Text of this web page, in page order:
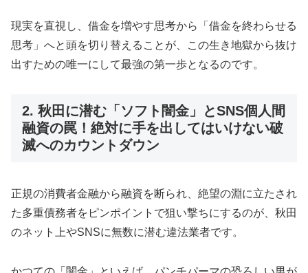
現実を直視し、借金を増やす思考から「借金を終わらせる
思考」へと頭を切り替えることが、この生き地獄から抜け
出すための唯一にして最強の第一歩となるのです。
2. 秋田に潜む「ソフト闇金」とSNS個人間
融資の罠！絶対に手を出してはいけない破
滅へのカウントダウン
正規の消費者金融から融資を断られ、絶望の淵に立たされ
た多重債務者をピンポイントで狙い撃ちにするのが、秋田
のネット上やSNSに無数に潜む違法業者です。